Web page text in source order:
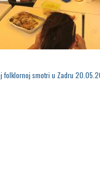
folklornoj smotri u Zadru